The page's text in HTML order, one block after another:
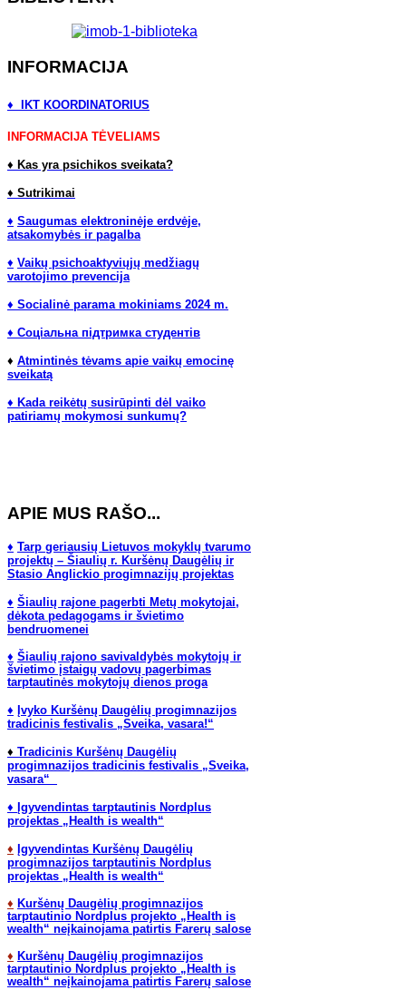
INFORMACIJA
♦ IKT KOORDINATORIUS
INFORMACIJA TĖVELIAMS
♦ Kas yra psichikos sveikata?
♦ Sutrikimai
♦ Saugumas elektroninėje erdvėje,
atsakomybės ir pagalba
♦ Vaikų psichoaktyviųjų medžiagų
varotojimo prevencija
♦ Socialinė parama mokiniams 2024 m.
♦ Соціальна підтримка студентів
♦ Atmintinės tėvams apie vaikų emocinę
sveikatą
♦ Kada reikėtų susirūpinti dėl vaiko
patiriamų mokymosi sunkumų?
APIE MUS RAŠO...
♦ Tarp geriausių Lietuvos mokyklų tvarumo
projektų – Šiaulių r. Kuršėnų Daugėlių ir
Stasio Anglickio progimnazijų projektas
♦ Šiaulių rajone pagerbti Metų mokytojai,
dėkota pedagogams ir švietimo
bendruomenei
♦ Šiaulių rajono savivaldybės mokytojų ir
švietimo įstaigų vadovų pagerbimas
tarptautinės mokytojų dienos proga
♦ Įvyko Kuršėnų Daugėlių progimnazijos
tradicinis festivalis „Sveika, vasara!“
♦ Tradicinis Kuršėnų Daugėlių
progimnazijos tradicinis festivalis „Sveika,
vasara“
♦ Įgyvendintas tarptautinis Nordplus
projektas „Health is wealth“
♦ Įgyvendintas Kuršėnų Daugėlių
progimnazijos tarptautinis Nordplus
projektas „Health is wealth“
♦ Kuršėnų Daugėlių progimnazijos
tarptautinio Nordplus projekto „Health is
wealth“ neįkainojama patirtis Farerų salose
♦ Kuršėnų Daugėlių progimnazijos
tarptautinio Nordplus projekto „Health is
wealth“ neįkainojama patirtis Farerų salose